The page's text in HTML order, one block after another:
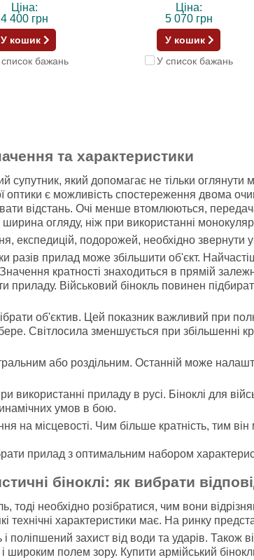
Ціна:
4 400 грн
У кошик
бажань
Ціна:
5 070 грн
У кошик
У список бажань
та характеристики
супутник, який допомагає не тільки оглянути
є можливість спостереження двома
відстань. Очі менше втомлюються,
огляду, ніж при використанні
експедицій, подорожей, необхідно звернути
разів прилад може збільшити об'єкт.
кратності знаходиться в прямій
приладу. Військовий бінокль повинен
об'єктив. Цей показник важливий при
Світлосила зменшується при збільшенні
або роздільним. Останній може
використанні приладу в русі. Біноклі для
умов в бою.
на місцевості. Чим більше кратність, тим
прилад з оптимальним набором
біноклі: як вибрати
тоді необхідно розібратися, чим вони
технічні характеристики має. На ринку
і поліпшений захист від води та ударів. Також
широким полем зору. Купити армійський